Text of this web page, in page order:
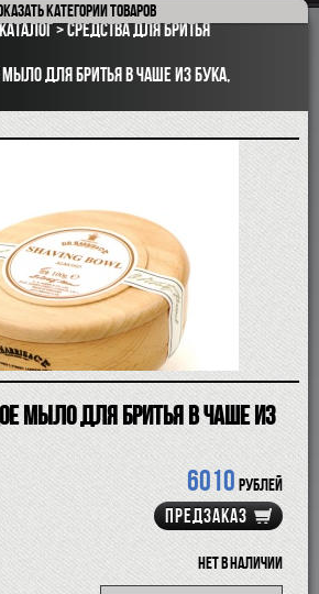
категории товаров
ПОДАРОЧНЫЕ НАБОРЫ
РЕМНИ
БРИТВЕННЫЕ НАБОРЫ
ДЛЯ БРИТЬЯ
ПОСЛЕ БРИТЬЯ
ДЛЯ БОРОДЫ И УСОВ
ДЛЯ ВОЛОС И ТЕЛА
ЧАШКИ
КОСМЕТИЧКИ
АКСЕССУАРЫ
МАНИКЮРНЫЕ ИНСТРУМЕНТЫ
СКИДКА
Каталог
Средства для бритья
мыло для бритья в чаше из бука,
мыло для бритья в чаше из
6010 рублей
ПРЕДЗАКАЗ
Нет в наличии